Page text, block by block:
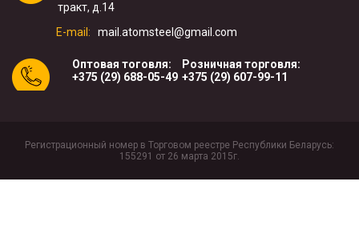
тракт, д.14
E-mail:
mail.atomsteel@gmail.com
Оптовая тоговля:
+375 (29) 688-05-49
Розничная торговля:
+375 (29) 607-99-11
Регистрационный номер в Торговом реестре Республики Беларусь:
155291 от 26 марта 2015г.